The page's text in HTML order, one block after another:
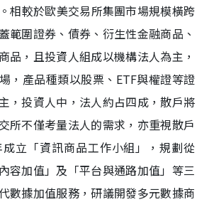
相較於歐美交易所集團市場規模橫跨
範圍證券、債券、衍生性金融商品、
品，且投資人組成以機構法人為主，
，產品種類以股票、ETF與權證等證
，投資人中，法人約占四成，散戶將
所不僅考量法人的需求，亦重視散戶
立「資訊商品工作小組」，規劃從
容加值」及「平台與通路加值」等三
數據加值服務，研議開發多元數據商